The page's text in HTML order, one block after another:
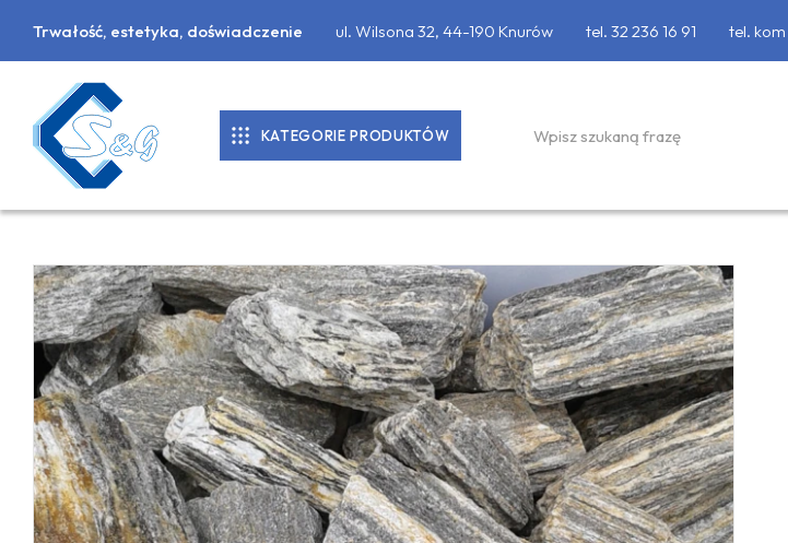
Trwałość, estetyka, doświadczenie ul. Wilsona 32, 44-190 Knurów tel. 32 236 16 91 tel. kom
KATEGORIE PRODUKTÓW
DONICE BETONOWE
PALISADY
PŁYTY CHODNIKOWE
MATERIAŁY BUDOWLANE
OBRZEŻA CHODNIKOWE, KRAWĘŻNIKI
POZOSTAŁA GALANTERIA
OGRODZENIA BETONOWE